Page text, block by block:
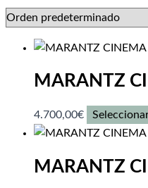
MARANTZ
4.700,00€
MARANTZ